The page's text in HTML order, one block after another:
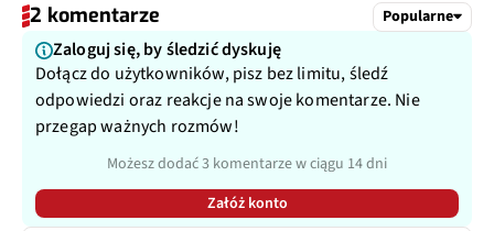
2 komentarze Popularne
Zaloguj się, by śledzić dyskuję
Dołącz do użytkowników, pisz bez limitu, śledź
odpowiedzi oraz reakcje na swoje komentarze. Nie
przegap ważnych rozmów!
Możesz dodać 3 komentarze w ciągu 14 dni
Załóż konto